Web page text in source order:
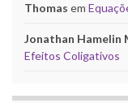
Thomas em
Jonathan Hamelin
Efeitos Coligativos